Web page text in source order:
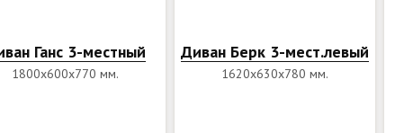
Ганс 3-местный
1800х600х770 мм.
Диван Берк 3-мест.левый
1620х630х780 мм.